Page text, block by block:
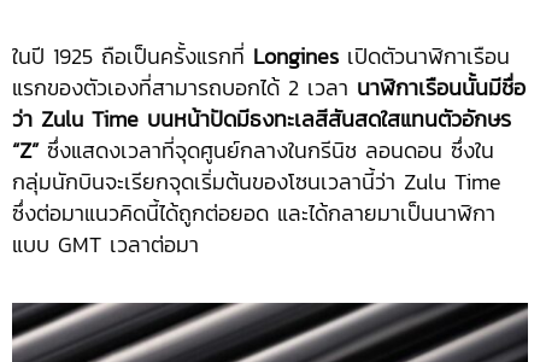
ในปี 1925 ถือเป็นครั้งแรกที่ Longines เปิดตัวนาฬิกาเรือน
แรกของตัวเองที่สามารถบอกได้ 2 เวลา นาฬิกาเรือนนั้นมีชื่อ
ว่า Zulu Time บนหน้าปัดมีธงทะเลสีสันสดใสแทนตัวอักษร
“Z”ซึ่งแสดงเวลาที่จุดศูนย์กลางในกรีนิช ลอนดอน ซึ่งใน
กลุ่มนักบินจะเรียกจุดเริ่มต้นของโซนเวลานี้ว่า Zulu Time
ซึ่งต่อมาแนวคิดนี้ได้ถูกต่อยอด และได้กลายมาเป็นนาฬิกา
แบบ GMT เวลาต่อมา